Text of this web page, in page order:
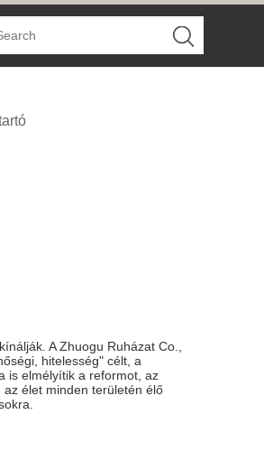
A Zhuogu Ruházat Co.,
hitelesség" célt, a
is elmélyítik a reformot, az
élet minden területén élő